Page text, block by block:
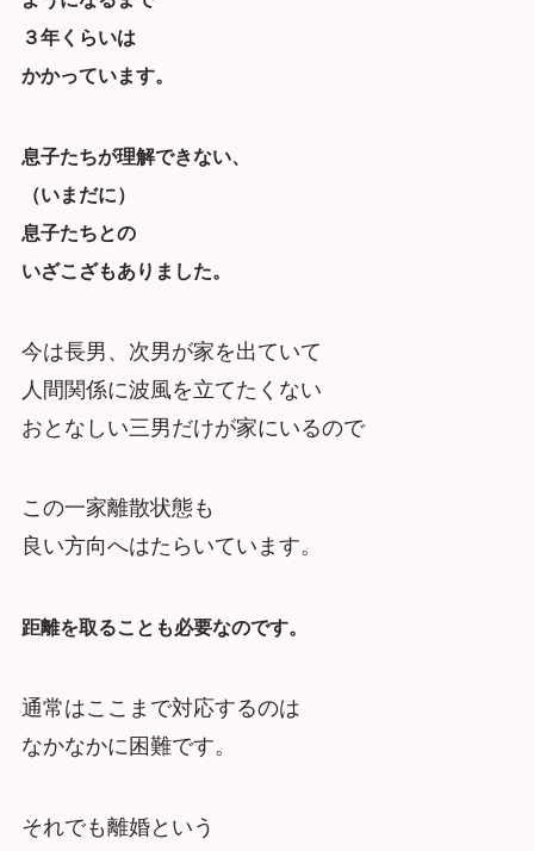
３年くらいは
かかっています。
息子たちが理解できない、
（いまだに）
息子たちとの
いざこざもありました。
今は長男、次男が家を出ていて
人間関係に波風を立てたくない
おとなしい三男だけが家にいるので
この一家離散状態も
良い方向へはたらいています。
距離を取ることも必要なのです。
通常はここまで対応するのは
なかなかに困難です。
それでも離婚という